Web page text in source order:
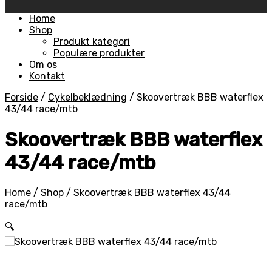
Skip
Home
Shop
Produkt kategori
Populære produkter
Om os
Kontakt
Forside / Cykelbeklædning / Skoovertræk BBB waterflex
43/44 race/mtb
Skoovertræk BBB waterflex
43/44 race/mtb
Home / Shop / Skoovertræk BBB waterflex 43/44
race/mtb
🔍